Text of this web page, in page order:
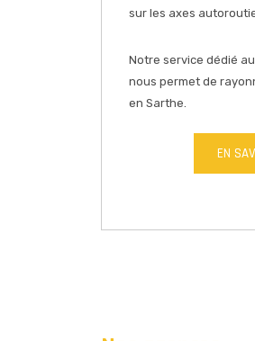
sur les axes
Notre service dédié
nous permet de
en Sarthe.
EN